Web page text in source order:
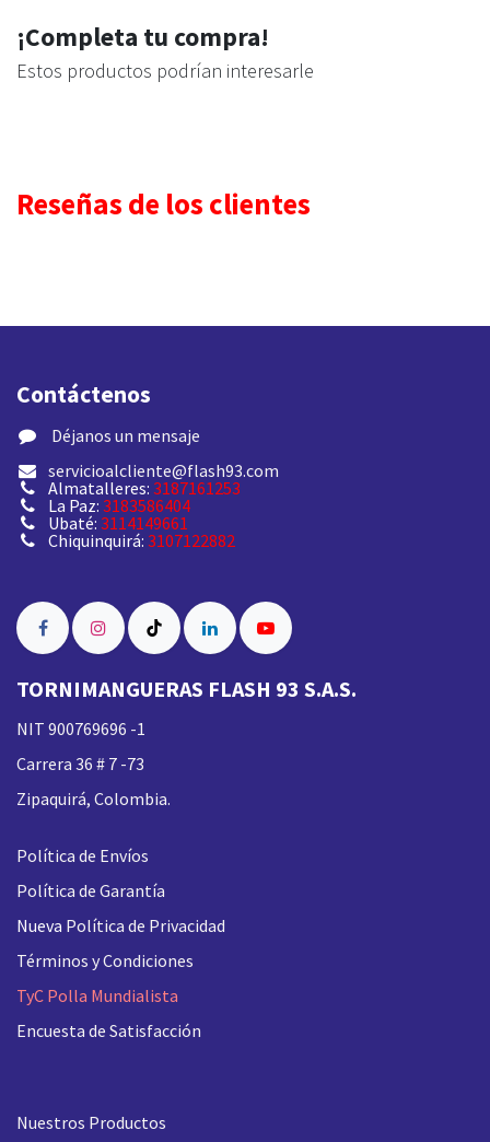
¡Completa tu compra!
Estos productos podrían interesarle
Reseñas de los clientes
Contáctenos
​ Déjanos un mensaje
servicioalcliente@flash93.com
Almatalleres: 3187161253
La Paz: 3183586404
Ubaté: 3114149661
Chiquinquirá: 3107122882
TORNIMANGUERAS FLASH 93 S.A.S.
NIT 900769696 -1
Carrera 36 # 7 -73
Zipaquirá, Colombia.
Política de Envíos
Política de Garantía
Nueva Política de Privacidad
Términos y Condiciones
TyC Polla Mundialista
Encuesta de Satisfacción
Nuestros Productos